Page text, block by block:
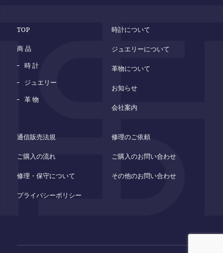
TOP
商 品
時 計
ジュエリー
革 物
時計について
ジュエリーについて
革物について
お知らせ
会社案内
通信販売法規
ご購入の流れ
修理・保守について
プライバシーポリシー
修理のご依頼
ご購入のお問い合わせ
その他のお問い合わせ